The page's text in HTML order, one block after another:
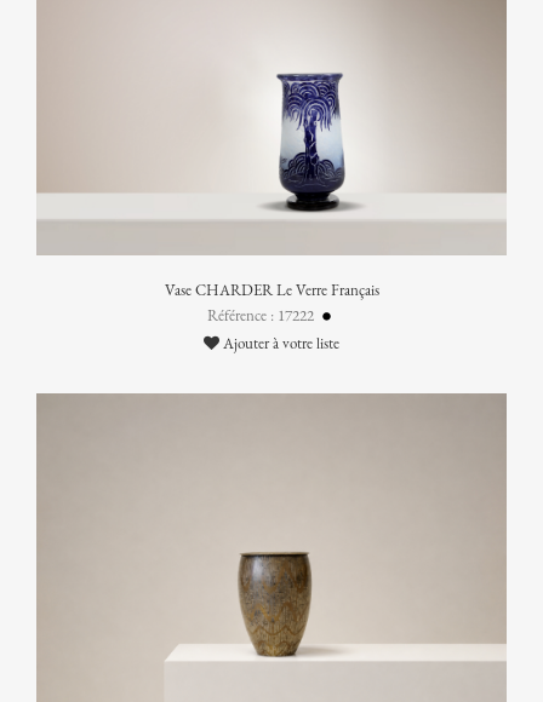
Vase CHARDER Le Verre Français
Référence : 17222
Ajouter à votre liste